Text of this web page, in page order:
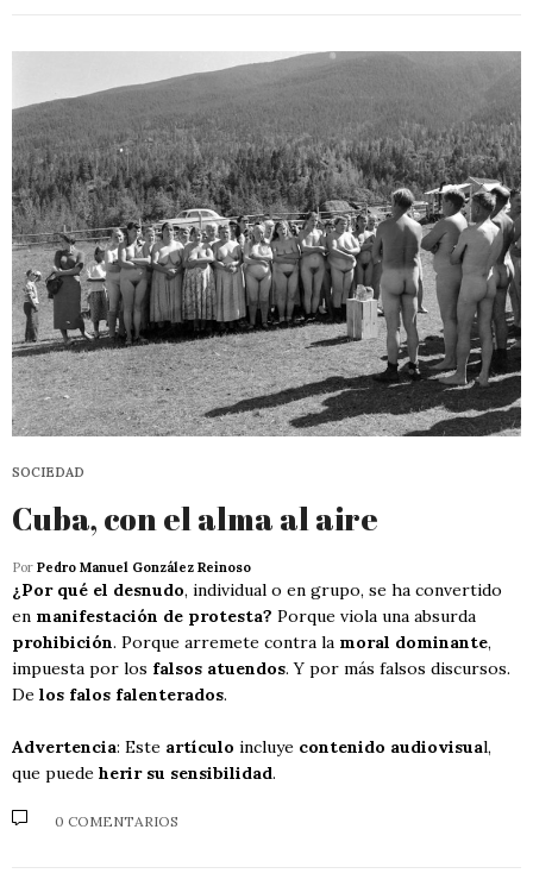
SOCIEDAD
Cuba, con el alma al aire
Por Pedro Manuel González Reinoso
¿Por qué el desnudo, individual o en grupo, se ha convertido
en manifestación de protesta? Porque viola una absurda
prohibición. Porque arremete contra la moral dominante,
impuesta por los falsos atuendos. Y por más falsos discursos.
De los falos falenterados.
Advertencia: Este artículo incluye contenido audiovisual,
que puede herir su sensibilidad.
0 COMENTARIOS